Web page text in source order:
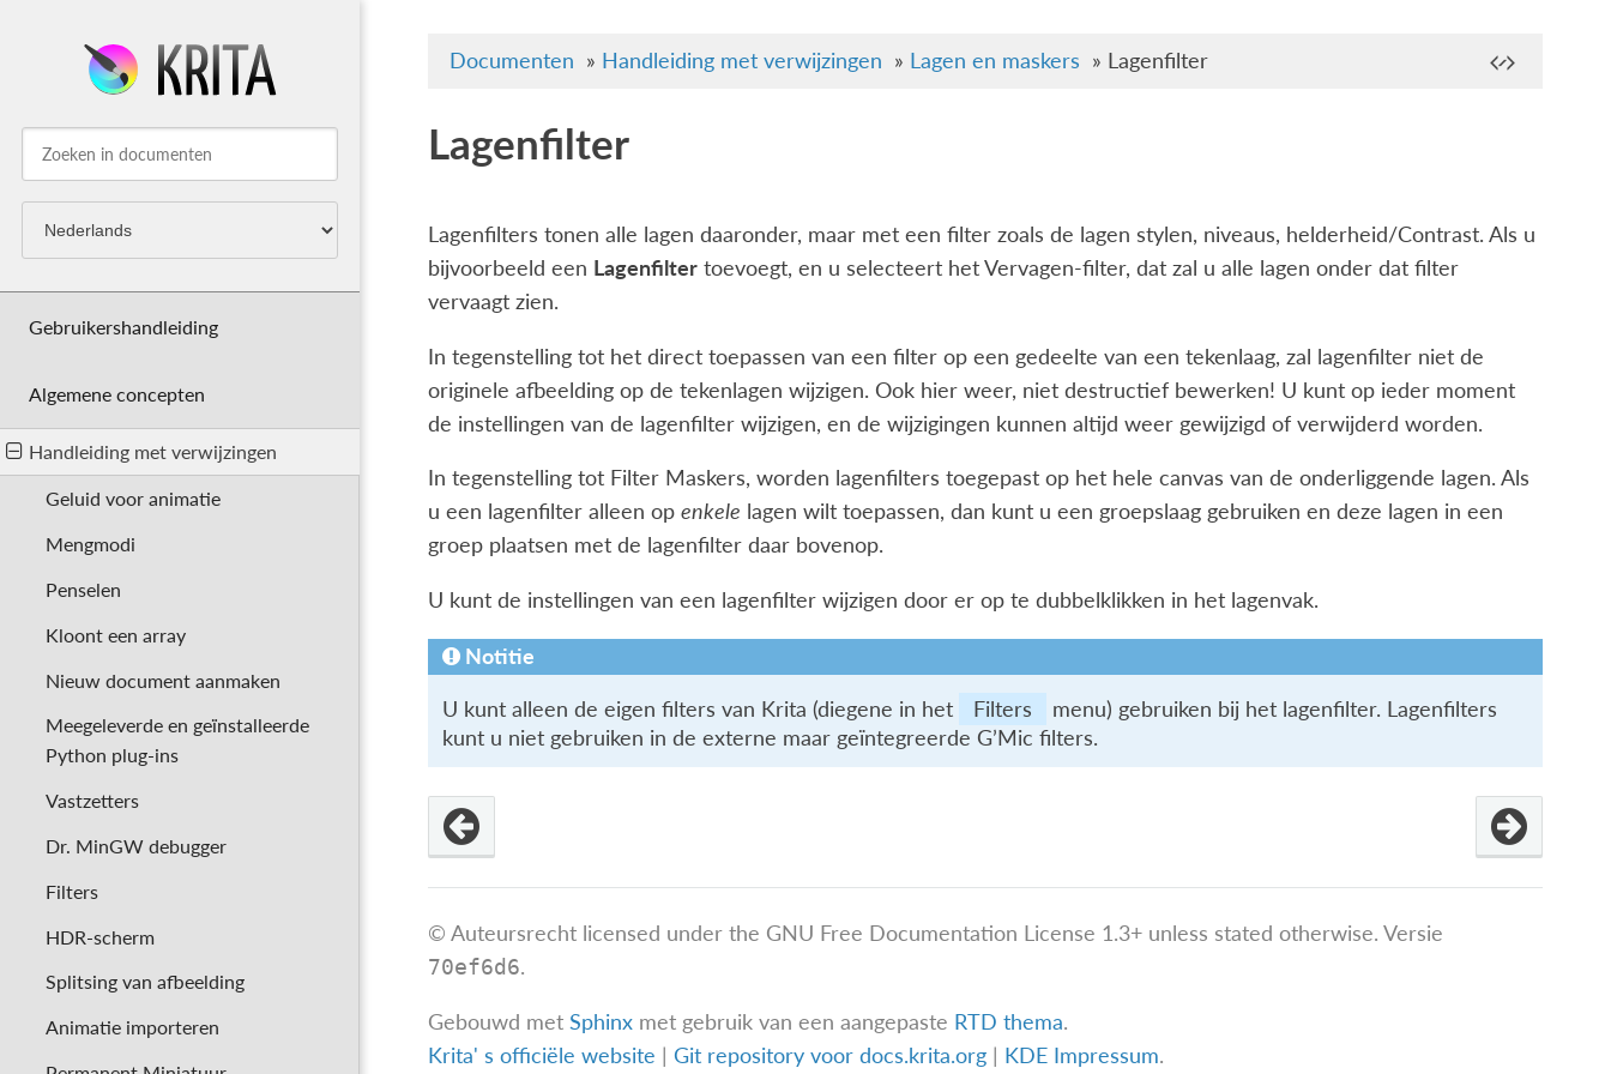
Gebruikershandleiding
Algemene concepten
Handleiding met verwijzingen
Geluid voor animatie
Mengmodi
Penselen
Kloont een array
Nieuw document aanmaken
Meegeleverde en geïnstalleerde
Python plug-ins
Vastzetters
Dr. MinGW debugger
Filters
HDR-scherm
Splitsing van afbeelding
Animatie importeren
Documenten » Handleiding met verwijzingen » Lagen en maskers » Lagenfilter
Lagenfilter
Lagenfilters tonen alle lagen daaronder, maar met een filter zoals de lagen stylen, niveaus, helderheid/Contrast. Als u
bijvoorbeeld een Lagenfiltertoevoegt, en u selecteert het Vervagen-filter, dat zal u alle lagen onder dat filter
vervaagt zien.
In tegenstelling tot het direct toepassen van een filter op een gedeelte van een tekenlaag, zal lagenfilter niet de
originele afbeelding op de tekenlagen wijzigen. Ook hier weer, niet destructief bewerken! U kunt op ieder moment
de instellingen van de lagenfilter wijzigen, en de wijzigingen kunnen altijd weer gewijzigd of verwijderd worden.
In tegenstelling tot Filter Maskers, worden lagenfilters toegepast op het hele canvas van de onderliggende lagen. Als
u een lagenfilter alleen op enkele lagen wilt toepassen, dan kunt u een groepslaag gebruiken en deze lagen in een
groep plaatsen met de lagenfilter daar bovenop.
U kunt de instellingen van een lagenfilter wijzigen door er op te dubbelklikken in het lagenvak.
Notitie
U kunt alleen de eigen filters van Krita (diegene in het Filters
menu) gebruiken bij het lagenfilter. Lagenfilters
kunt u niet gebruiken in de externe maar geïntegreerde G’Mic filters.
© Auteursrecht licensed under the GNU Free Documentation License 1.3+ unless stated otherwise. Versie
70ef6d6.
Gebouwd met Sphinxmet gebruik van een aangepaste RTD thema.
Krita' s officiële website | Git repository voor docs.krita.org | KDE Impressum.